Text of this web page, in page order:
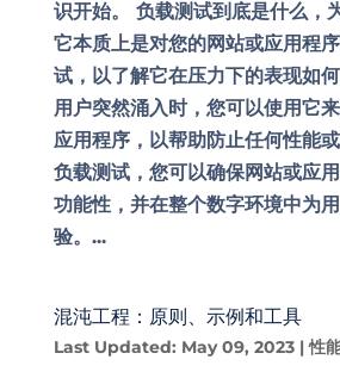
识开始。 负载测试到底是什么，
它本质上是对您的网站或应用程
试，以了解它在压力下的表现如
用户突然涌入时，您可以使用它
应用程序，以帮助防止任何性能
负载测试，您可以确保网站或应
功能性，并在整个数字环境中为
验。...
混沌工程：原则、示例和工具
Last Updated: May 09, 2023|性